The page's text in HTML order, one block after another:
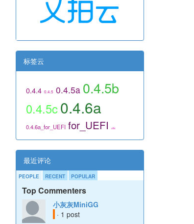
标签云
0.4.4 0.4.5 0.4.5a 0.4.5b
0.4.5c0.4.6a
0.4.6a_for_UEFI for_UEFI utils
最近评论
PEOPLE RECENT POPULAR
Top Commenters
小灰灰MiniGG
· 1 post